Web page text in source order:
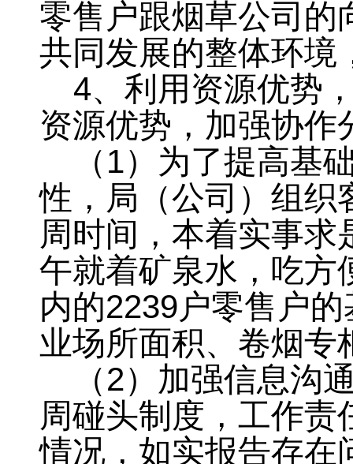
零售户跟烟草公司的
共同发展的整体环境
4、利用资源优势
资源优势 ， 加强协作
（1）为了提高基
性，局（公司）组织
周时间，本着实事求
午就着矿泉水 ， 吃方
内的2239户零售户
业场所面积、卷烟专
（2）加强信息沟
周碰头制度 ， 工作责
情况，如实报告存在